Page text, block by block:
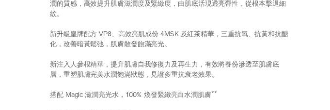
潤的質感，高效提升肌膚滋潤度及緊緻度，由肌底活現透亮彈性，從根本擊退細
紋。
新升級皇牌配方 VP8、高效亮肌成份 4MSK 及紅茶精華，三重抗氧、抗黃和抗醣
化，改善暗黃鬆弛，肌膚散發飽滿亮光。
新注入人參根精華，提升肌膚自我修復力及再生力，有效將養份滲透至肌膚底
層，重塑肌膚完美水潤飽滿狀態，見證多重抗衰老效果。
搭配 Magic 滋潤亮光水，100% 煥發緊緻亮白水潤肌膚**